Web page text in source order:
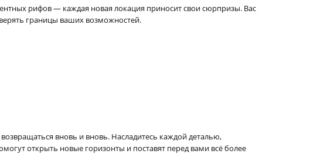
рифов — каждая новая локация приносит свои сюрпризы. Вас
границы ваших возможностей.
вновь и вновь. Насладитесь каждой деталью,
открыть новые горизонты и поставят перед вами всё более